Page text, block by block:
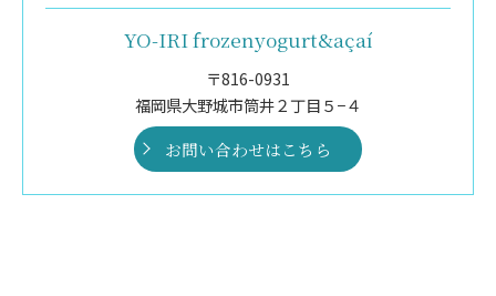
YO-IRI frozenyogurt&açaí
〒816-0931
福岡県大野城市筒井２丁目５−４
お問い合わせはこちら